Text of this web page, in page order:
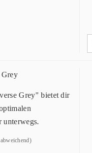
Grey
Grey" bietet dir
unterwegs.